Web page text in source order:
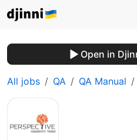
Open in
All jobs QA QA Manual